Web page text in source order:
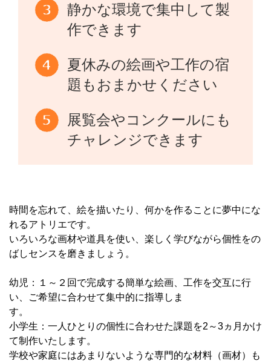
静かな環境で集中して製
作できます
夏休みの絵画や工作の宿
題もおまかせください
展覧会やコンクールにも
チャレンジできます
時間を忘れて、絵を描いたり、何かを作ることに夢中にな
れるアトリエです。
いろいろな画材や道具を使い、楽しく学びながら個性をの
ばしセンスを磨きましょう。
幼児：１～２回で完成する簡単な絵画、工作を交互に行
い、ご希望に合わせて集中的に指導しま
す
小学生：一人ひとりの個性に合わせた課題を2～3ヵ月かけ
て制作いたします。
学校や家庭にはあまりないような専門的な材料（画材）も